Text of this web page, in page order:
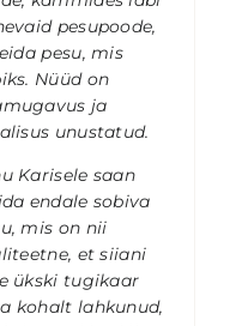
pesupoode,
pesu, mis
Nüüd on
ja
unustatud.
Karisele saan
endale sobiva
mis on nii
et siiani
ükski tugikaar
kohalt lahkunud,